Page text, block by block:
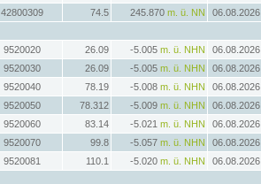
42800309 74.5 245.870 m. ü. NN 06.08.2026
9520020 26.09 -5.005 m. ü. NHN 06.08.2026
9520030 26.09 -5.005 m. ü. NHN 06.08.2026
9520040 78.19 -5.008 m. ü. NHN 06.08.2026
9520050 78.312 -5.009 m. ü. NHN 06.08.2026
9520060 83.14 -5.021 m. ü. NHN 06.08.2026
9520070 99.8 -5.057 m. ü. NHN 06.08.2026
9520081 110.1 -5.020 m. ü. NHN 06.08.2026